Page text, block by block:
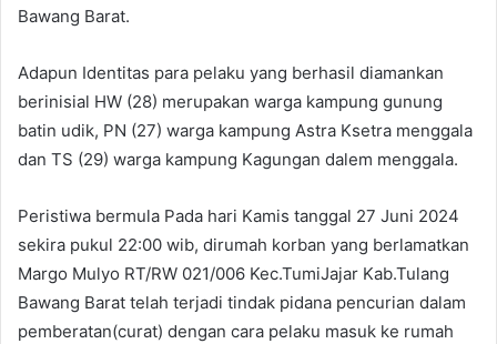
Bawang Barat.
Adapun Identitas para pelaku yang berhasil diamankan
berinisial HW (28) merupakan warga kampung gunung
batin udik, PN (27) warga kampung Astra Ksetra menggala
dan TS (29) warga kampung Kagungan dalem menggala.
Peristiwa bermula Pada hari Kamis tanggal 27 Juni 2024
sekira pukul 22:00 wib, dirumah korban yang berlamatkan
Margo Mulyo RT/RW 021/006 Kec.TumiJajar Kab.Tulang
Bawang Barat telah terjadi tindak pidana pencurian dalam
pemberatan(curat) dengan cara pelaku masuk ke rumah